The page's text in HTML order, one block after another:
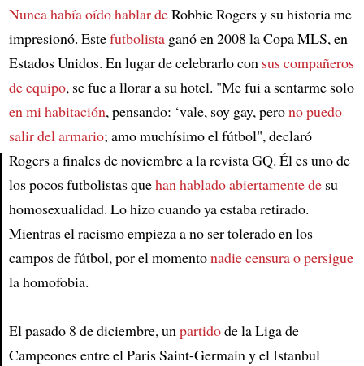
Nunca había oído hablar deRobbie Rogers y su historia me
impresionó. Estefutbolistaganó en 2008 la Copa MLS, en
Estados Unidos. En lugar de celebrarlo con sus compañeros
de equipo, se fue a llorar a su hotel. "Me fui a sentarme solo
en mi habitación, pensando: ‘vale, soy gay, perono puedo
salir del armario; amo muchísimo el fútbol", declaró
Rogers a finales de noviembre a la revista GQ. Él es uno de
los pocos futbolistas quehan hablado abiertamente desu
homosexualidad. Lo hizo cuando ya estaba retirado.
Mientras el racismo empieza a no ser tolerado en los
campos de fútbol, por el momentonadie censura o persigue
la homofobia.
El pasado 8 de diciembre, unpartidode la Liga de
Campeones entre el Paris Saint-Germain y el Istanbul